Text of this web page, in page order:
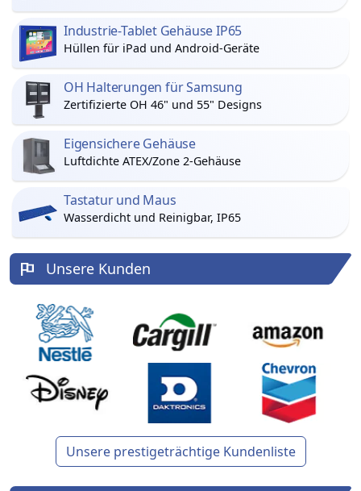
Industrie-Tablet Gehäuse IP65
Hüllen für iPad und Android-Geräte
OH Halterungen für Samsung
Zertifizierte OH 46" und 55" Designs
Eigensichere Gehäuse
Luftdichte ATEX/Zone 2-Gehäuse
Tastatur und Maus
Wasserdicht und Reinigbar, IP65
Unsere Kunden
Unsere prestigeträchtige Kundenliste